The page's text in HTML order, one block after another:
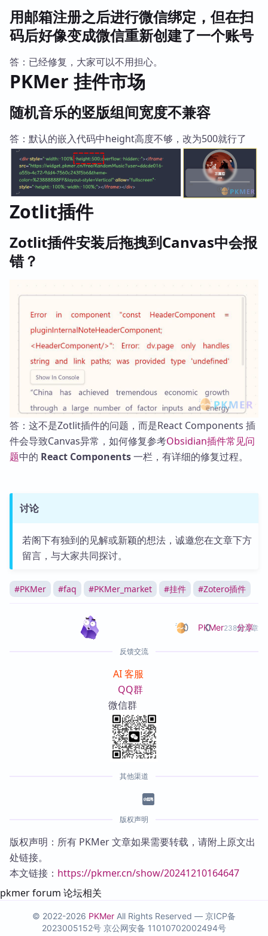
用邮箱注册之后进行微信绑定，但在扫
码后好像变成微信重新创建了一个账号
答：已经修复，大家可以不用担心。
PKMer 挂件市场
随机音乐的竖版组间宽度不兼容
答：默认的嵌入代码中height高度不够，改为500就行了
Zotlit插件
Zotlit插件安装后拖拽到Canvas中会报
错？
答：这不是Zotlit插件的问题，而是React Components 插
件会导致Canvas异常，如何修复参考Obsidian插件常见问
题中的 React Components一栏，有详细的修复过程。
讨论
若阁下有独到的见解或新颖的想法，诚邀您在文章下方
留言，与大家共同探讨。
#PKMer #faq #PKMer_market #挂件 #Zotero插件
PKMer238篇文章
0 0 分享
反馈交流
AI 客服
QQ群
微信群
其他渠道
版权声明
版权声明：所有 PKMer 文章如果需要转载，请附上原文出
处链接。
本文链接： https://pkmer.cn/show/20241210164647
pkmer forum 论坛相关
© 2022-2026 PKMer All Rights Reserved — 京ICP备
2023005152号 京公网安备 11010702002494号